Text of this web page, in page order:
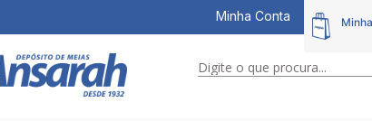
Minha Conta
Digite o que procura...